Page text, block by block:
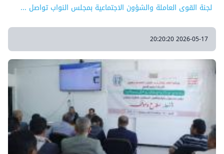
لجنة القوى العاملة والشؤون الاجتماعية بمجلس النواب تواصل ...
2026-05-17 20:20:20